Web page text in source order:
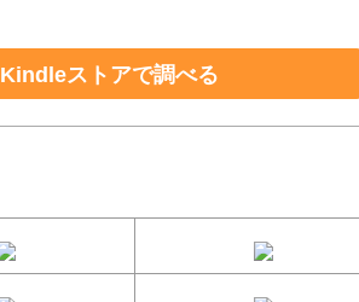
Kindleストアで調べる